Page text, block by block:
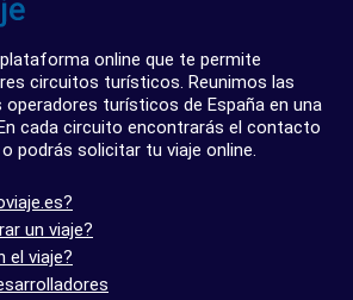
online que te permite
circuitos turísticos. Reunimos las
turísticos de España en una
cada circuito encontrarás el contacto
podrás solicitar tu viaje online.
un viaje?
el viaje?